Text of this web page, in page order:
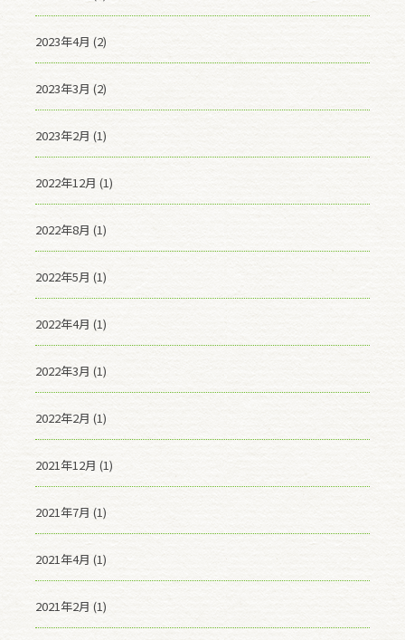
2023年4月 (2)
2023年3月 (2)
2023年2月 (1)
2022年12月 (1)
2022年8月 (1)
2022年5月 (1)
2022年4月 (1)
2022年3月 (1)
2022年2月 (1)
2021年12月 (1)
2021年7月 (1)
2021年4月 (1)
2021年2月 (1)